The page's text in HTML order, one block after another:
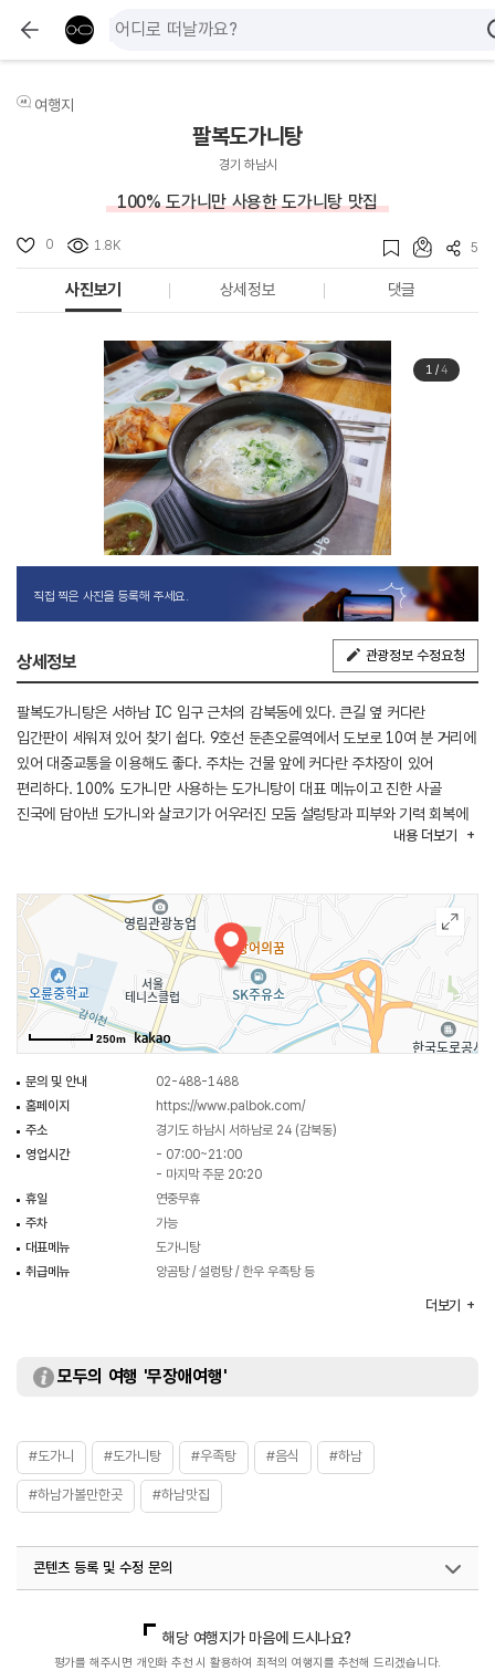
여행지
팔복도가니탕
경기 하남시
100% 도가니만 사용한 도가니탕 맛집
0 1.8K 5
사진보기 상세정보 댓글
1/4
직접 찍은 사진을 등록해 주세요.
상세정보 관광정보 수정요청
팔복도가니탕은 서하남 IC 입구 근처의 감북동에 있다. 큰길 옆 커다란
입간판이 세워져 있어 찾기 쉽다. 9호선 둔촌오륜역에서 도보로 10여 분 거리에
있어 대중교통을 이용해도 좋다. 주차는 건물 앞에 커다란 주차장이 있어
편리하다. 100% 도가니만 사용하는 도가니탕이 대표 메뉴이고 진한 사골
진국에 담아낸 도가니와 살코기가 어우러진 모둠 설렁탕과 피부와 기력 회복에
좋은 건강 보양식인 우족탕이 있다. 자체 인터넷 주문 사이트도 있어 집에서
내용 더보기
250m
문의 및 안내
02-488-1488
홈페이지
https://www.palbok.com/
주소
경기도 하남시 서하남로 24 (감북동)
영업시간
- 07:00~21:00
- 마지막 주문 20:20
휴일
연중무휴
주차
가능
대표메뉴
도가니탕
취급메뉴
양곰탕 / 설렁탕 / 한우 우족탕 등
더보기
모두의 여행 '무장애여행'
#도가니 #도가니탕 #우족탕 #음식 #하남
#하남가볼만한곳 #하남맛집
콘텐츠 등록 및 수정 문의
해당 여행지가 마음에 드시나요?
평가를 해주시면 개인화 추천 시 활용하여 최적의 여행지를 추천해 드리겠습니다.